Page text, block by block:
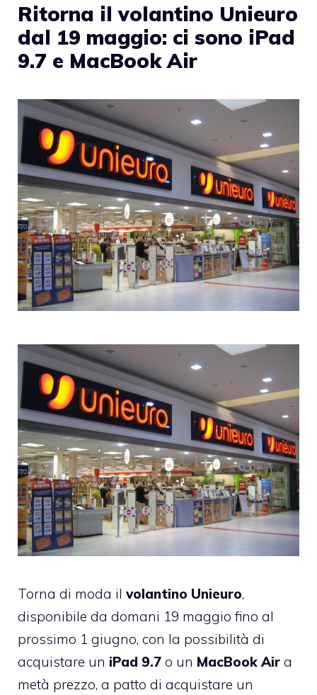
Ritorna il volantino Unieuro
dal 19 maggio: ci sono iPad
9.7 e MacBook Air
Torna di moda il volantino Unieuro,
disponibile da domani 19 maggio fino al
prossimo 1 giugno, con la possibilità di
acquistare un iPad 9.7 o un MacBook Air a
metà prezzo, a patto di acquistare un